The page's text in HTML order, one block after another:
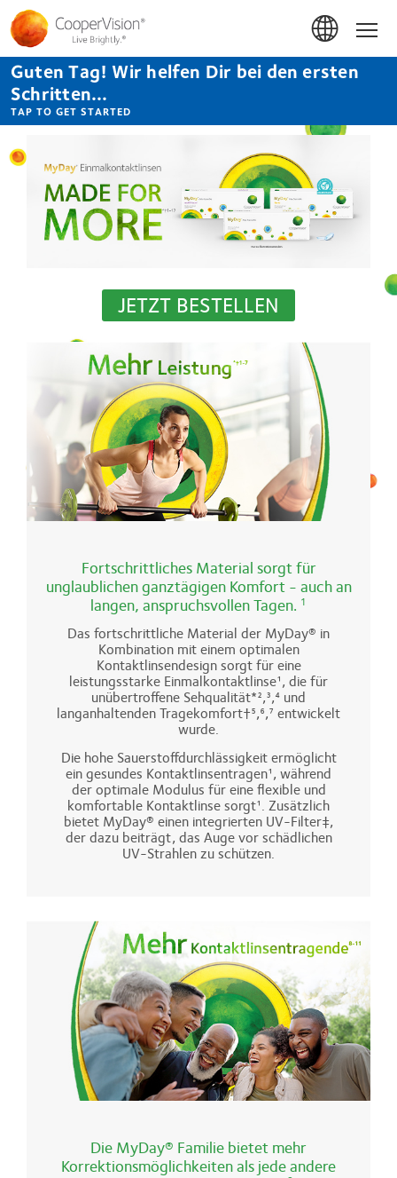
Direkt
zum
Inhalt
Guten Tag! Wir helfen Dir bei den ersten
Schritten...
TAP TO GET STARTED
JETZT BESTELLEN
Fortschrittliches Material sorgt für
unglaublichen ganztägigen Komfort - auch an
langen, anspruchsvollen Tagen. 1
Das fortschrittliche Material der MyDay® in
Kombination mit einem optimalen
Kontaktlinsendesign sorgt für eine
leistungsstarke Einmalkontaktlinse¹, die für
unübertroffene Sehqualität*²,³,⁴ und
langanhaltenden Tragekomfort†⁵,⁶,⁷ entwickelt
wurde.
Die hohe Sauerstoffdurchlässigkeit ermöglicht
ein gesundes Kontaktlinsentragen¹, während
der optimale Modulus für eine flexible und
komfortable Kontaktlinse sorgt¹. Zusätzlich
bietet MyDay® einen integrierten UV-Filter‡,
der dazu beiträgt, das Auge vor schädlichen
UV-Strahlen zu schützen.
Die MyDay® Familie bietet mehr
Korrektionsmöglichkeiten als jede andere